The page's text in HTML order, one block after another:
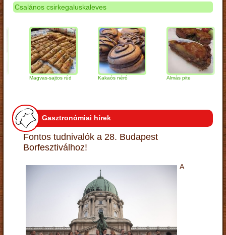
Csalános csirkegaluskaleves
Magvas-sajtos rúd Kakaós néró Almás pite
Gasztronómiai hírek
Fontos tudnivalók a 28. Budapest
Borfesztiválhoz!
A